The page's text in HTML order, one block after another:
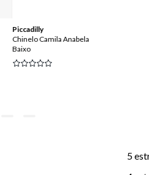
Piccadilly
Chinelo Camila Anabela
Baixo
5